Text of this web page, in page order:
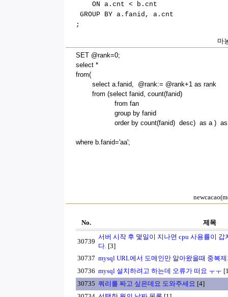
ON a.cnt < b.cnt
GROUP BY a.fanid, a.cnt
;
마
SET @rank=0;
select *
from(
select a.fanid, @rank:= @rank+1 as rank
from (select fanid, count(fanid)
from fan
group by fanid
order by count(fanid) desc) as a ) as
where b.fanid='aa';
No. 제목
30739
서버 시작 후 몇일이 지나면 cpu 사용률이
다. [3]
30737 mysql URL에서 도메인만 알아왔을때 중복
30736 mysql 설치하려고 하는데 오류가 떠요 ㅜㅜ
30735 쿼리를 짜고 싶은데요 도와주세요 [4]